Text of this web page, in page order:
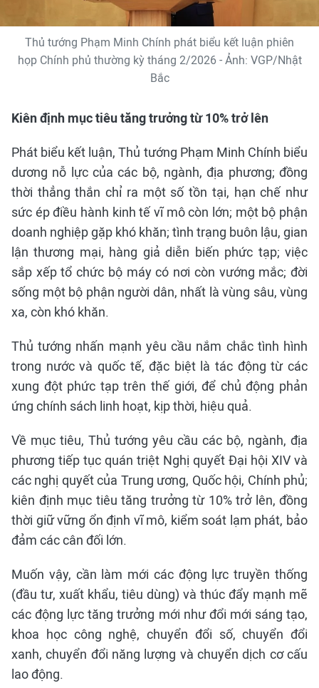
Thủ tướng Phạm Minh Chính phát biểu kết luận phiên
họp Chính phủ thường kỳ tháng 2/2026 - Ảnh: VGP/Nhật
Bắc
Kiên định mục tiêu tăng trưởng từ 10% trở lên
Phát biểu kết luận, Thủ tướng Phạm Minh Chính biểu
dương nỗ lực của các bộ, ngành, địa phương; đồng
thời thẳng thắn chỉ ra một số tồn tại, hạn chế như
sức ép điều hành kinh tế vĩ mô còn lớn; một bộ phận
doanh nghiệp gặp khó khăn; tình trạng buôn lậu, gian
lận thương mại, hàng giả diễn biến phức tạp; việc
sắp xếp tổ chức bộ máy có nơi còn vướng mắc; đời
sống một bộ phận người dân, nhất là vùng sâu, vùng
xa, còn khó khăn.
Thủ tướng nhấn mạnh yêu cầu nắm chắc tình hình
trong nước và quốc tế, đặc biệt là tác động từ các
xung đột phức tạp trên thế giới, để chủ động phản
ứng chính sách linh hoạt, kịp thời, hiệu quả.
Về mục tiêu, Thủ tướng yêu cầu các bộ, ngành, địa
phương tiếp tục quán triệt Nghị quyết Đại hội XIV và
các nghị quyết của Trung ương, Quốc hội, Chính phủ;
kiên định mục tiêu tăng trưởng từ 10% trở lên, đồng
thời giữ vững ổn định vĩ mô, kiểm soát lạm phát, bảo
đảm các cân đối lớn.
Muốn vậy, cần làm mới các động lực truyền thống
(đầu tư, xuất khẩu, tiêu dùng) và thúc đẩy mạnh mẽ
các động lực tăng trưởng mới như đổi mới sáng tạo,
khoa học công nghệ, chuyển đổi số, chuyển đổi
xanh, chuyển đổi năng lượng và chuyển dịch cơ cấu
lao động.